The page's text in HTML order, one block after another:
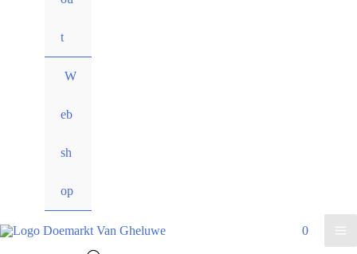
t
W
eb
sh
op
0